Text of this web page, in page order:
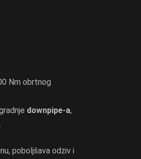
Nm obrtnog
downpipe-a,
poboljšava odziv i